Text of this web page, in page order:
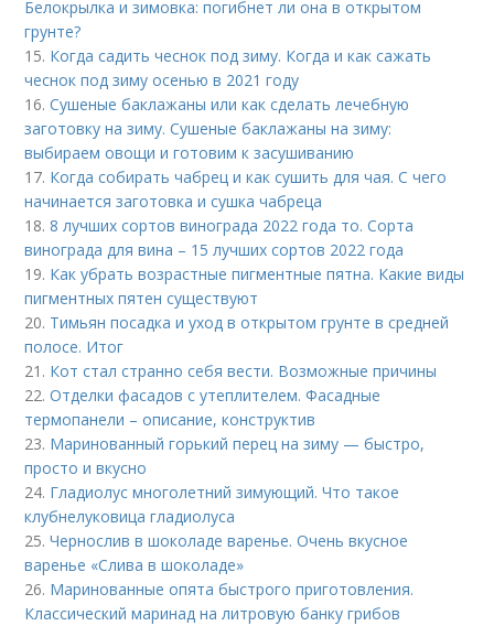
Белокрылка и зимовка: погибнет ли она в открытом
грунте?
15. Когда садить чеснок под зиму. Когда и как сажать
чеснок под зиму осенью в 2021 году
16.Сушеные баклажаны или как сделать лечебную
заготовку на зиму. Сушеные баклажаны на зиму:
выбираем овощи и готовим к засушиванию
17. Когда собирать чабрец и как сушить для чая. С чего
начинается заготовка и сушка чабреца
18.8 лучших сортов винограда 2022 года то. Сорта
винограда для вина – 15 лучших сортов 2022 года
19. Как убрать возрастные пигментные пятна. Какие виды
пигментных пятен существуют
20. Тимьян посадка и уход в открытом грунте в средней
полосе. Итог
21. Кот стал странно себя вести. Возможные причины
22.Отделки фасадов с утеплителем. Фасадные
термопанели – описание, конструктив
23. Маринованный горький перец на зиму — быстро,
просто и вкусно
24. Гладиолус многолетний зимующий. Что такое
клубнелуковица гладиолуса
25.Чернослив в шоколаде варенье. Очень вкусное
варенье «Слива в шоколаде»
26. Маринованные опята быстрого приготовления.
Классический маринад на литровую банку грибов